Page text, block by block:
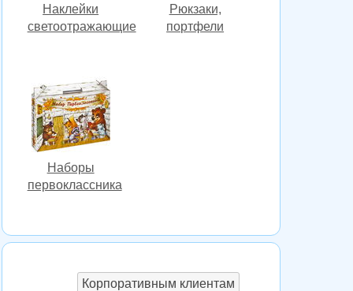
Наклейки
светоотражающие
Рюкзаки,
портфели
Наборы
первоклассника
Корпоративным клиентам